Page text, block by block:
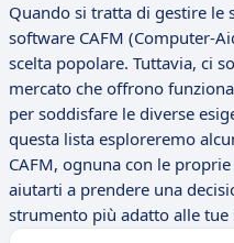
Quando si tratta di gestire le
software CAFM (Computer-
scelta popolare. Tuttavia, ci
mercato che offrono
per soddisfare le diverse
questa lista esploreremo
CAFM, ognuna con le
aiutarti a prendere una
strumento più adatto alle tue